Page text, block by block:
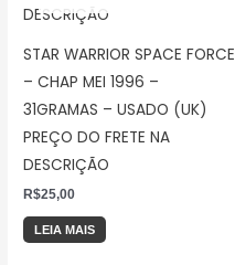
STAR WARRIOR SPACE FORCE
– CHAP MEI 1996 –
31GRAMAS – USADO (UK)
PREÇO DO FRETE NA
DESCRIÇÃO
R$25,00
LEIA MAIS